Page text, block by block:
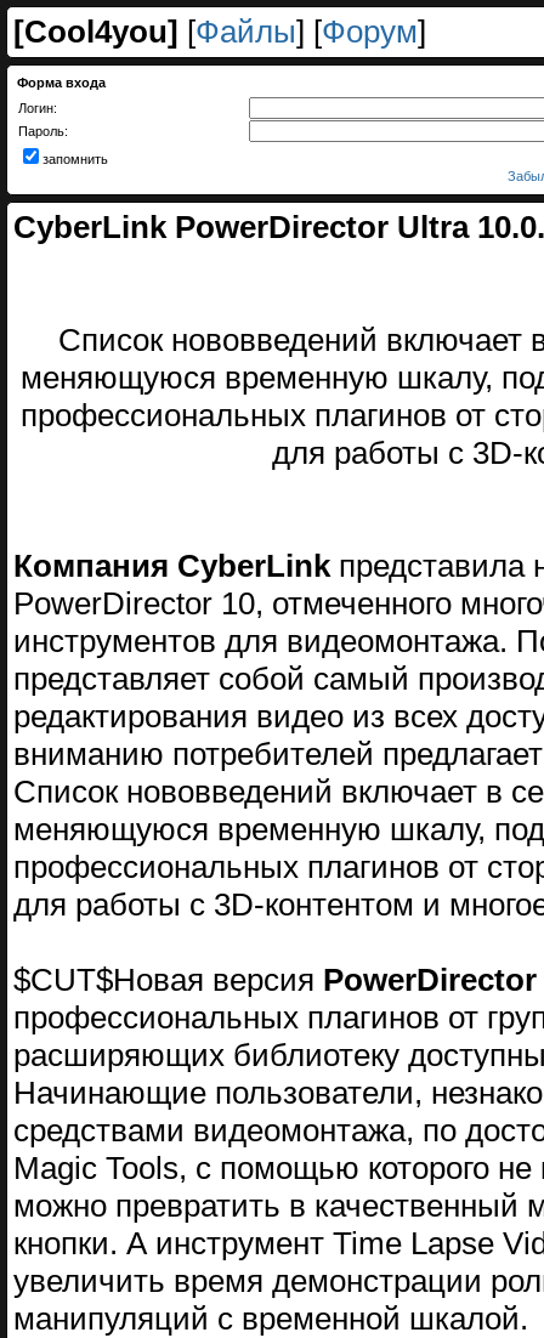
[Cool4you] [Файлы] [Форум]
Форма входа
Логин:
Пароль:
запомнить
CyberLink PowerDirector Ultra
Список нововведений включает
меняющуюся временную шкалу,
профессиональных плагинов от
для работы с 3D-
Компания CyberLink представила
PowerDirector 10, отмеченного
инструментов для видеомонтажа.
представляет собой самый
редактирования видео из всех
вниманию потребителей
Список нововведений включает в
меняющуюся временную шкалу,
профессиональных плагинов от
для работы с 3D-контентом и
$CUT$Новая версия PowerDirector
профессиональных плагинов от
расширяющих библиотеку
Начинающие пользователи,
средствами видеомонтажа, по
Magic Tools, с помощью которого
можно превратить в качественный
кнопки. А инструмент Time Lapse
увеличить время демонстрации
манипуляций с временной шкалой.